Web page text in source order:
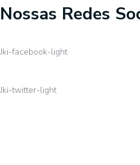
Nossas Redes
Jki-facebook-light
Jki-twitter-light